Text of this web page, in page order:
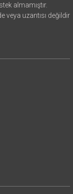
almamıştır.
veya uzantısı değildir